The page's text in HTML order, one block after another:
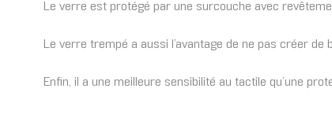
Le verre est protégé par une surcouche avec
Le verre trempé a aussi l’avantage de ne pas créer de
Enfin, il a une meilleure sensibilité au tactile qu’une